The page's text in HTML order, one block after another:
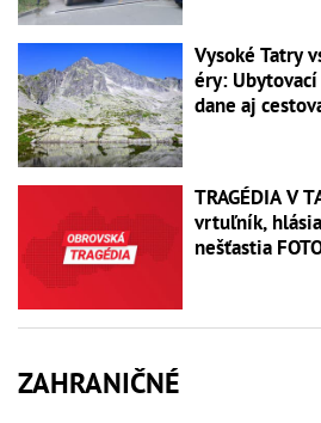
Vysoké Tatry
éry:
dane aj
TRAGÉDIA V
vrtuľník,
nešťastia
ZAHRANIČNÉ